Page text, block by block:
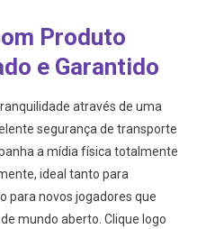
Produto
e Garantido
através de uma
segurança de transporte
a mídia física totalmente
ideal tanto para
para novos jogadores que
mundo aberto. Clique logo